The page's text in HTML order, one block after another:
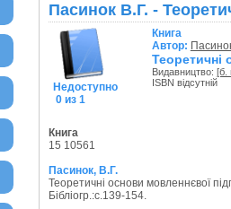
Пасинок В.Г. -
Недоступно
0 из 1
Книга
Автор:
Теоретичні
Видавництво: [б.
ISBN відсутній
Книга
15 10561
Пасинок, В.Г.
Теоретичні основи мовленнєвої
Бібліогр.:с.139-154.